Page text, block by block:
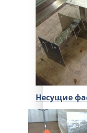
Несущие